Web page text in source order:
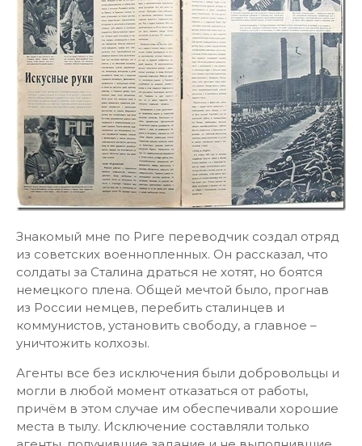
Знакомый мне по Риге переводчик создал отряд
из советских военнопленных. Он рассказал, что
солдаты за Сталина драться не хотят, но боятся
немецкого плена. Общей мечтой было, прогнав
из России немцев, перебить сталинцев и
коммунистов, установить свободу, а главное –
уничтожить колхозы.
Агенты все без исключения были добровольцы и
могли в любой момент отказаться от работы,
причём в этом случае им обеспечивали хорошие
места в тылу. Исключение составляли только